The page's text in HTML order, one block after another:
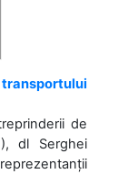
de
dl Serghei